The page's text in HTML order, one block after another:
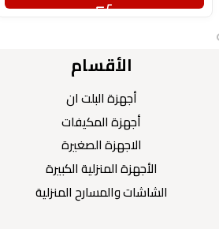
الأقسام
أجهزة البلت ان
أجهزة المكيفات
الاجهزة الصغيرة
الأجهزة المنزلية الكبيرة
الشاشات والمسارح المنزلية